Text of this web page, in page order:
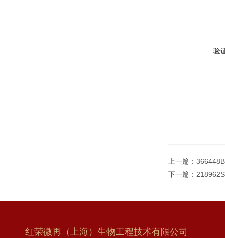
验
上一篇：
下一篇：
红荣微再（上海）生物工程技术有限公司